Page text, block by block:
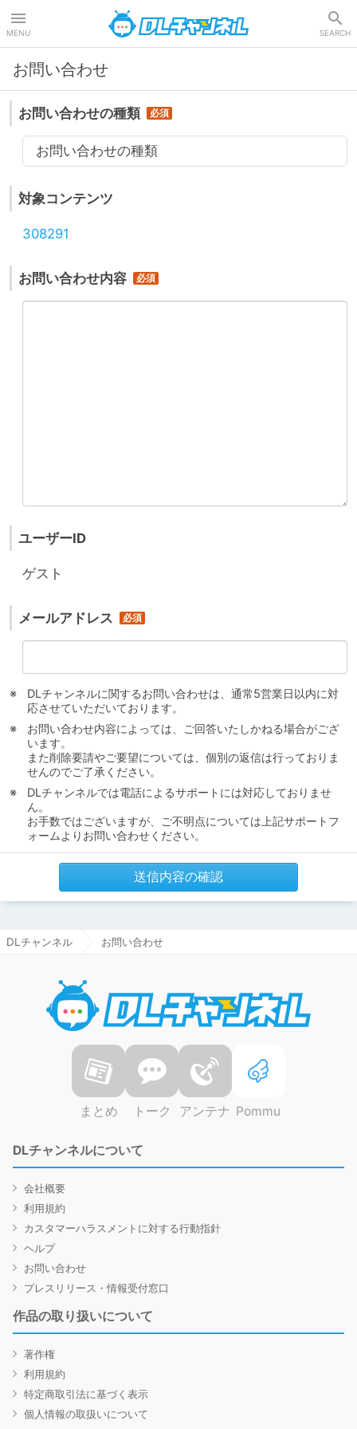
MENU SEARCH
お問い合わせ
お問い合わせの種類
お問い合わせの種類
対象コンテンツ
308291
お問い合わせ内容
ユーザーID
ゲスト
メールアドレス
DLチャンネルに関するお問い合わせは、通常5営業日以内に対
応させていただいております。
お問い合わせ内容によっては、ご回答いたしかねる場合がござ
います。
また削除要請やご要望については、個別の返信は行っておりま
せんのでご了承ください。
DLチャンネルでは電話によるサポートには対応しておりませ
ん。
お手数ではございますが、ご不明点については上記サポートフ
ォームよりお問い合わせください。
送信内容の確認
DLチャンネル お問い合わせ
まとめ トーク アンテナ Pommu
DLチャンネルについて
会社概要
利用規約
カスタマーハラスメントに対する行動指針
ヘルプ
お問い合わせ
プレスリリース・情報受付窓口
作品の取り扱いについて
著作権
利用規約
特定商取引法に基づく表示
個人情報の取扱いについて